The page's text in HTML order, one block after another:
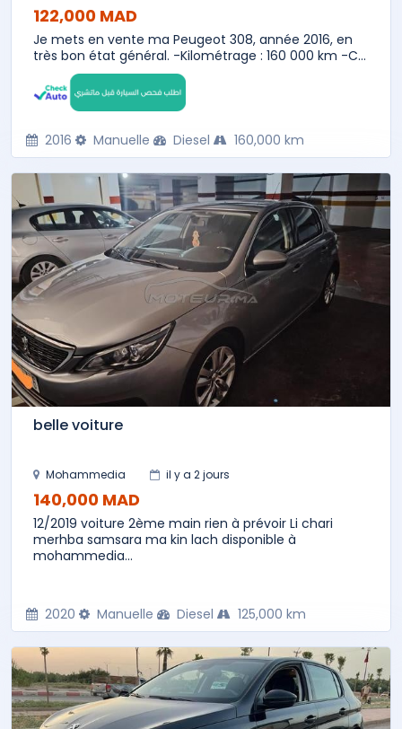
122,000 MAD
Je mets en vente ma Peugeot 308, année 2016, en
très bon état général. -Kilométrage : 160 000 km -C...
2016 Manuelle Diesel 160,000 km
belle voiture
Mohammedia il y a 2 jours
140,000 MAD
12/2019 voiture 2ème main rien à prévoir Li chari
merhba samsara ma kin lach disponible à
mohammedia...
2020 Manuelle Diesel 125,000 km